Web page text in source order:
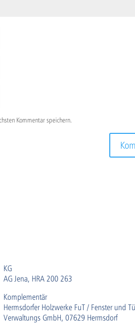
Kommentar speichern.
KG
AG Jena, HRA 200 263
Komplementär
Hermsdorfer Holzwerke FuT / Fenster und
Verwaltungs GmbH, 07629 Hermsdorf